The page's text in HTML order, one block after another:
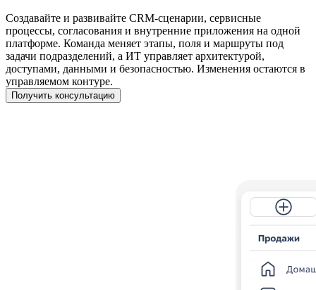
Создавайте и развивайте CRM-сценарии, сервисные
процессы, согласования и внутренние приложения на одной
платформе. Команда меняет этапы, поля и маршруты под
задачи подразделений, а ИТ управляет архитектурой,
доступами, данными и безопасностью. Изменения остаются в
управляемом контуре.
Получить консультацию